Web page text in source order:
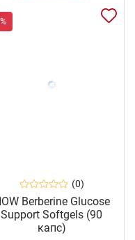
(0)
Berberine Glucose
Support Softgels (90
капс)